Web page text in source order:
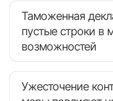
Таможенная
пустые строки в
возможностей
Ужесточение